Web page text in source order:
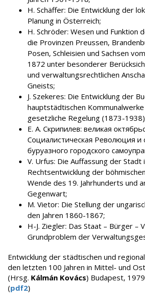
H. Schäffer: Die Entwicklung der
Planung in Österreich;
H. Schröder: Wesen und Funktion
die Provinzen Preussen,
Posen, Schleisien und Sachsen
1872 unter besonderer
und verwaltungsrechtlichen
Gneists;
J. Szekeres: Die Entwicklung der
hauptstädtischen
gesetzliche Regelung (1873-
E. A. Cкрипилев: великая
Coциалистическая Революция и
бурҗуазного городского
V. Urfus: Die Auffassung der Stadt
Rechtsentwicklung der
Wende des 19. Jahrhunderts und
Gegenwart;
M. Vietor: Die Stellung der
den Jahren 1860-1867;
H-J. Ziegler: Das Staat – Bürger –
Grundproblem der
Entwicklung der städtischen und
den letzten 100 Jahren in Mittel- und
(Hrsg. Kálmán Kovács) Budapest,
(pdf2)